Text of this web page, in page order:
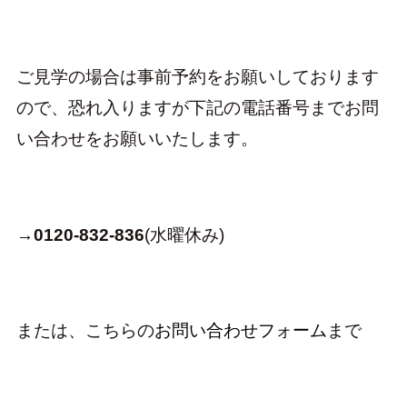
ご見学の場合は事前予約をお願いしております
ので、恐れ入りますが下記の電話番号までお問
い合わせをお願いいたします。
→0120-832-836(水曜休み)
または、こちらのお問い合わせフォームまで